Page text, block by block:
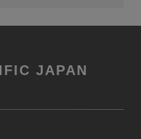
JAPAN